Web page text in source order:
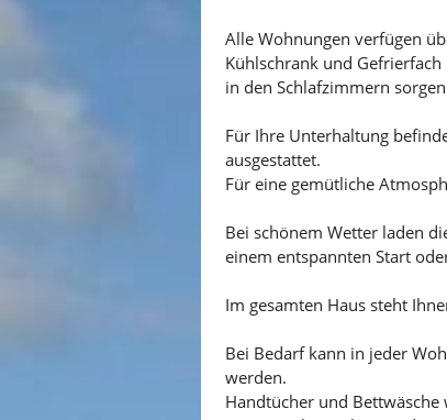
Alle Wohnungen verfügen
Kühlschrank und
in den Schlafzimmern
Für Ihre Unterhaltung
ausgestattet.
Für eine gemütliche
Bei schönem Wetter laden
einem entspannten Start
Im gesamten Haus steht
Bei Bedarf kann in jeder
werden.
Handtücher und